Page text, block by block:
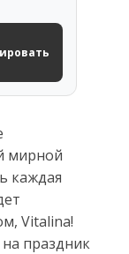
мирной
каждая
Vitalina!
праздник